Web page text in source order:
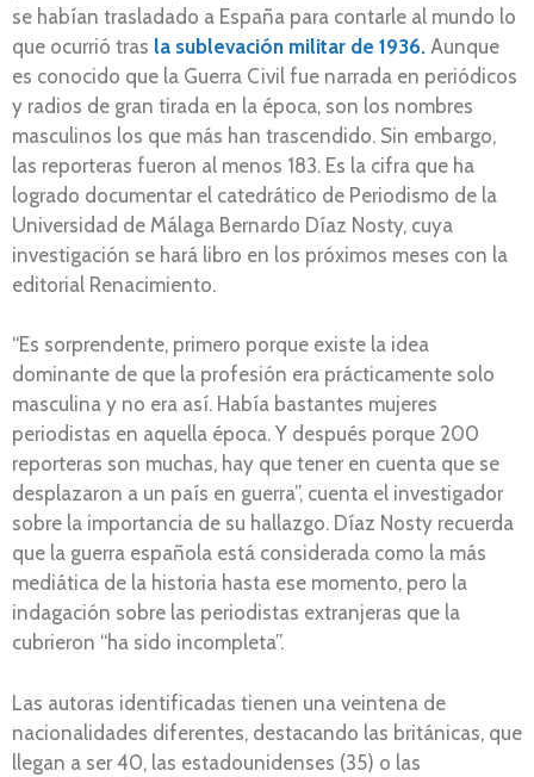
se habían trasladado a España para contarle al mundo lo
que ocurrió tras la sublevación militar de 1936. Aunque
es conocido que la Guerra Civil fue narrada en periódicos
y radios de gran tirada en la época, son los nombres
masculinos los que más han trascendido. Sin embargo,
las reporteras fueron al menos 183. Es la cifra que ha
logrado documentar el catedrático de Periodismo de la
Universidad de Málaga Bernardo Díaz Nosty, cuya
investigación se hará libro en los próximos meses con la
editorial Renacimiento.
“Es sorprendente, primero porque existe la idea
dominante de que la profesión era prácticamente solo
masculina y no era así. Había bastantes mujeres
periodistas en aquella época. Y después porque 200
reporteras son muchas, hay que tener en cuenta que se
desplazaron a un país en guerra”, cuenta el investigador
sobre la importancia de su hallazgo. Díaz Nosty recuerda
que la guerra española está considerada como la más
mediática de la historia hasta ese momento, pero la
indagación sobre las periodistas extranjeras que la
cubrieron “ha sido incompleta”.
Las autoras identificadas tienen una veintena de
nacionalidades diferentes, destacando las británicas, que
llegan a ser 40, las estadounidenses (35) o las